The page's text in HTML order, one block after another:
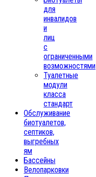
для
инвалидов
и
лиц
с
ограниченными
возможностями
Туалетные
модули
класса
стандарт
Обслуживание
биотуалетов,
септиков,
выгребных
ям
Бассейны
Велопарковки